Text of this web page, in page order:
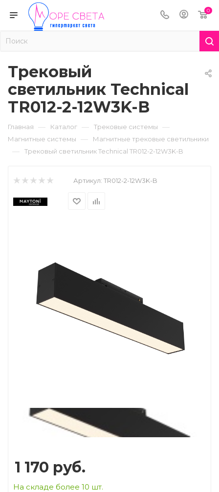
0
Трековый
светильник Technical
TR012-2-12W3K-B
Главная — Каталог — Трековые системы —
Магнитные системы — Магнитные трековые светильники
— Трековый светильник Technical TR012-2-12W3K-B
Артикул: TR012-2-12W3K-B
Prev
1 170 руб.
На складе более 10 шт.